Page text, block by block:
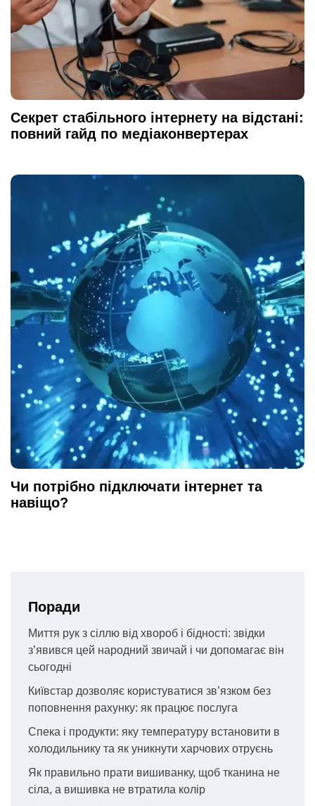
Секрет стабільного інтернету на відстані:
повний гайд по медіаконвертерах
Чи потрібно підключати інтернет та
навіщо?
Поради
Миття рук з сіллю від хвороб і бідності: звідки
з’явився цей народний звичай і чи допомагає він
сьогодні
Київстар дозволяє користуватися зв’язком без
поповнення рахунку: як працює послуга
Спека і продукти: яку температуру встановити в
холодильнику та як уникнути харчових отруєнь
Як правильно прати вишиванку, щоб тканина не
сіла, а вишивка не втратила колір